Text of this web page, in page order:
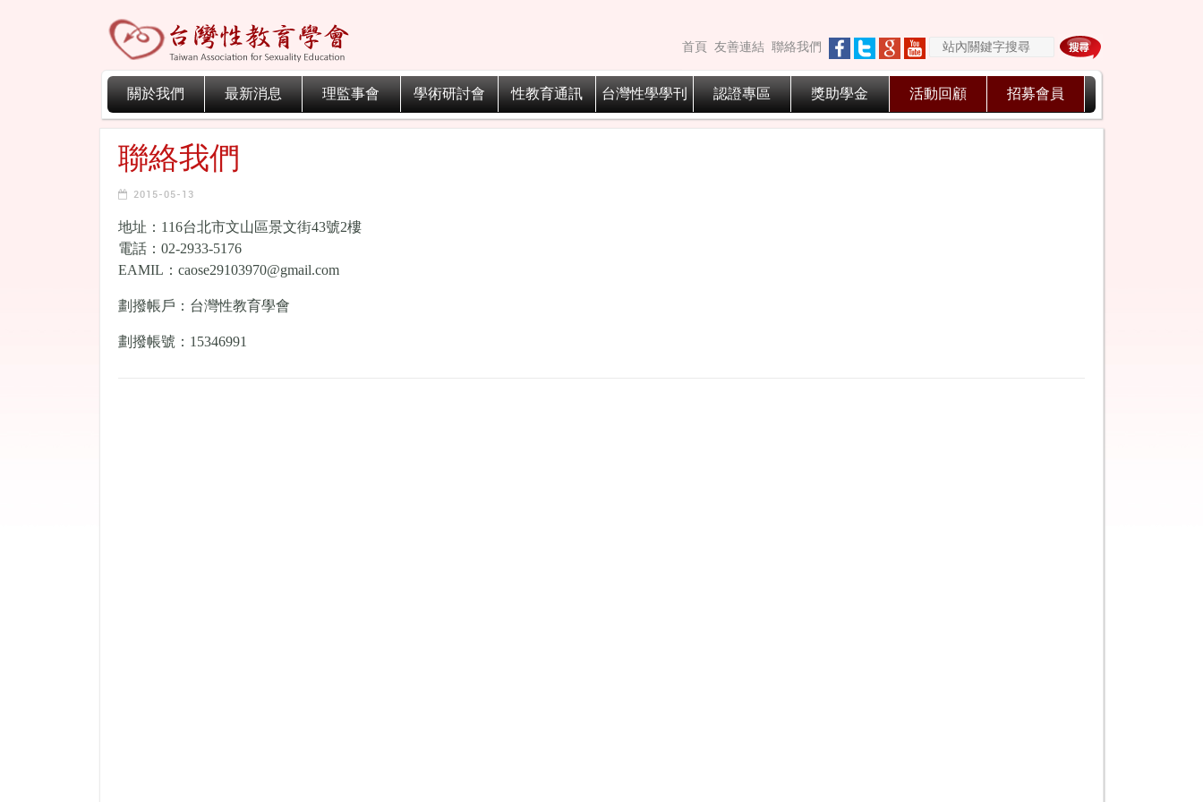
首頁 友善連結 聯絡我們
關於我們 最新消息 理監事會 學術研討會 性教育通訊 台灣性學學刊 認證專區 獎助學金 活動回顧 招募會員
聯絡我們
2015-05-13
地址：116台北市文山區景文街43號2樓
電話：02-2933-5176
EAMIL：caose29103970@gmail.com
劃撥帳戶：台灣性教育學會
劃撥帳號：15346991